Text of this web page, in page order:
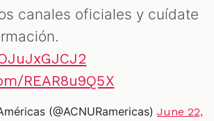
canales oficiales y cuídate
REAR8u9Q5X
(@ACNURamericas) June 22,